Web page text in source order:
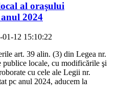
al oraşului
2024
01-12 15:10:22
art. 39 alin. (3) din Legea nr.
locale, cu modificările şi
cu cele ale Legii nr.
pc anul 2024, aducem la